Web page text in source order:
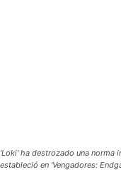
'Loki' ha destrozado una norma
estableció en 'Vengadores: